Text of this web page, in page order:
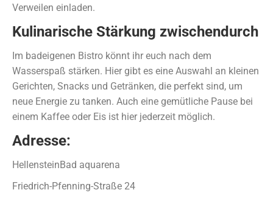
Verweilen einladen.
Kulinarische Stärkung zwischendurch
Im badeigenen Bistro könnt ihr euch nach dem
Wasserspaß stärken. Hier gibt es eine Auswahl an kleinen
Gerichten, Snacks und Getränken, die perfekt sind, um
neue Energie zu tanken. Auch eine gemütliche Pause bei
einem Kaffee oder Eis ist hier jederzeit möglich.
Adresse:
HellensteinBad aquarena
Friedrich-Pfenning-Straße 24